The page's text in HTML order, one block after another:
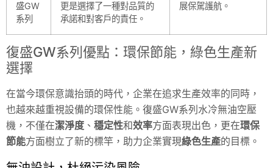
盛GW
系列
更是選擇了一種對品質的
承諾和對客戶的責任。
展保駕護航。
復盛GW系列優點：環保節能，綠色生產新
選擇
在當今環保意識抬頭的時代，企業在追求生產效率的同時，
也越來越重視設備的環保性能。復盛GW系列水冷無油空壓
機，不僅在潔淨度 、 穩定性和效率方面表現出色，更在環保
節能方面樹立了新的標竿，助力企業實現綠色生產的目標。